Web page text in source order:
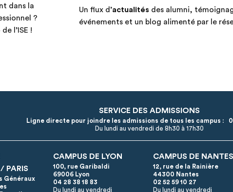
dans la
?
de l’ISE !
Un flux d’actualités des alumni,
événements et un blog alimenté par le
SERVICE DES ADMISSIONS
Ligne directe pour joindre les admissions de tous les campus :
Du lundi au vendredi de 8h30 à 17h30
PARIS
Généraux
CAMPUS DE LYON
100, rue Garibaldi
69006 Lyon
04 28 38 18 83
Du lundi au vendredi
CAMPUS DE NANTES
12, rue de la Rainière
44300 Nantes
02 52 59 10 27
Du lundi au vendredi